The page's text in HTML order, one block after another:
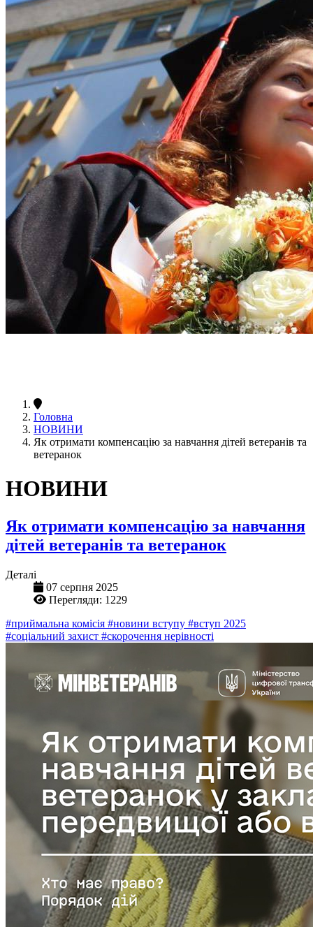
Головна
НОВИНИ
Як отримати компенсацію за навчання дітей ветеранів та
ветеранок
НОВИНИ
Як отримати компенсацію за навчання
дітей ветеранів та ветеранок
Деталі
07 серпня 2025
Перегляди: 1229
#приймальна комісія #новини вступу #вступ 2025
#соціальний захист #скорочення нерівності